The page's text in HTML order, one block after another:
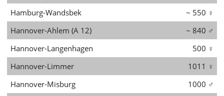
Hamburg-Wandsbek
~ 550 ♀
Hannover-Ahlem (A 12)
~ 840 ♂
Hannover-Langenhagen
500 ♀
Hannover-Limmer
1011 ♀
Hannover-Misburg
1000 ♂